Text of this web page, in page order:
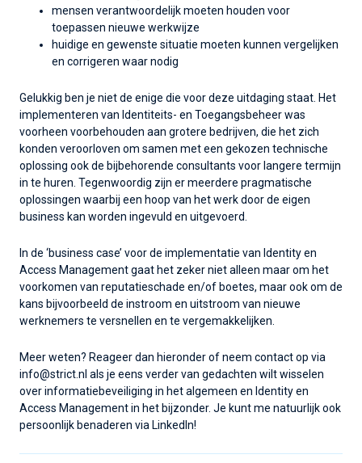
mensen verantwoordelijk moeten houden voor
toepassen nieuwe werkwijze
huidige en gewenste situatie moeten kunnen vergelijken
en corrigeren waar nodig
Gelukkig ben je niet de enige die voor deze uitdaging staat. Het
implementeren van Identiteits- en Toegangsbeheer was
voorheen voorbehouden aan grotere bedrijven, die het zich
konden veroorloven om samen met een gekozen technische
oplossing ook de bijbehorende consultants voor langere termijn
in te huren. Tegenwoordig zijn er meerdere pragmatische
oplossingen waarbij een hoop van het werk door de eigen
business kan worden ingevuld en uitgevoerd.
In de ‘business case’ voor de implementatie van Identity en
Access Management gaat het zeker niet alleen maar om het
voorkomen van reputatieschade en/of boetes, maar ook om de
kans bijvoorbeeld de instroom en uitstroom van nieuwe
werknemers te versnellen en te vergemakkelijken.
Meer weten? Reageer dan hieronder of neem contact op via
info@strict.nl als je eens verder van gedachten wilt wisselen
over informatiebeveiliging in het algemeen en Identity en
Access Management in het bijzonder. Je kunt me natuurlijk ook
persoonlijk benaderen via LinkedIn!